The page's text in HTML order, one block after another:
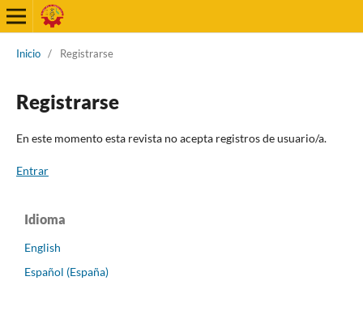
Inicio / Registrarse
Registrarse
En este momento esta revista no acepta registros de usuario/a.
Entrar
Idioma
English
Español (España)